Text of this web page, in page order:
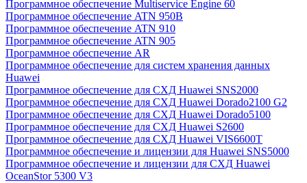
Программное обеспечение Multiservice Engine 60
Программное обеспечение ATN 950B
Программное обеспечение ATN 910
Программное обеспечение ATN 905
Программное обеспечение AR
Программное обеспечение для систем хранения данных
Huawei
Программное обеспечение для СХД Huawei SNS2000
Программное обеспечение для СХД Huawei Dorado2100 G2
Программное обеспечение для СХД Huawei Dorado5100
Программное обеспечение для СХД Huawei S2600
Программное обеспечение для СХД Huawei VIS6600T
Программное обеспечение и лицензии для Huawei SNS5000
Программное обеспечение и лицензии для СХД Huawei
OceanStor 5300 V3